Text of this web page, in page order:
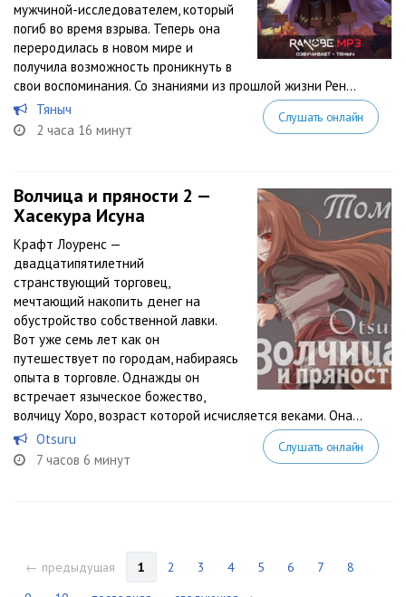
мужчиной-исследователем, который
погиб во время взрыва. Теперь она
переродилась в новом мире и
получила возможность проникнуть в
свои воспоминания. Со знаниями из прошлой жизни Рен...
Тяныч
2 часа 16 минут
Слушать онлайн
Волчица и пряности 2 —
Хасекура Исуна
Крафт Лоуренс —
двадцатипятилетний
странствующий торговец,
мечтающий накопить денег на
обустройство собственной лавки.
Вот уже семь лет как он
путешествует по городам, набираясь
опыта в торговле. Однажды он
встречает языческое божество,
волчицу Хоро, возраст которой исчисляется веками. Она...
Otsuru
7 часов 6 минут
Слушать онлайн
← предыдущая 1 2 3 4 5 6 7
8